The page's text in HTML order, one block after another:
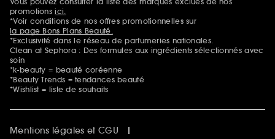
Mentions additionnelles
promotionsici.
*Voir conditions de nos offres promotionnelles sur
la page Bons Plans Beauté.
*Exclusivité dans le réseau de parfumeries nationales.
Clean at Sephora : Des formules aux ingrédients sélectionnés avec
soin
*k-beauty = beauté coréenne
*Beauty Trends = tendances beauté
*Wishlist = liste de souhaits
Mentions légales et CGU